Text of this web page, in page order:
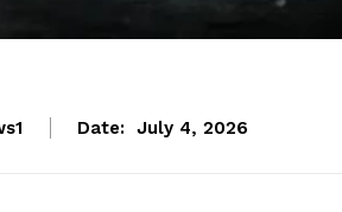
Date: July 4, 2026